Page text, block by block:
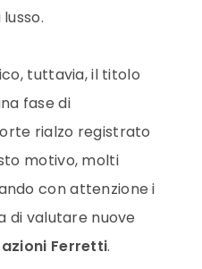
tuttavia, il titolo
fase di
rialzo registrato
motivo, molti
con attenzione i
di valutare nuove
azioni Ferretti.